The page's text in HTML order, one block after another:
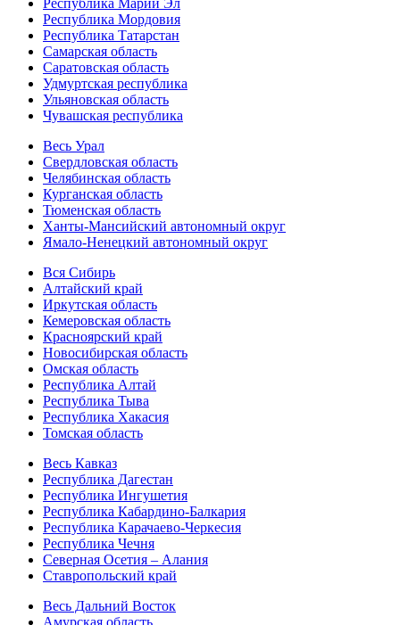
Республика Марий Эл
Республика Мордовия
Республика Татарстан
Самарская область
Саратовская область
Удмуртская республика
Ульяновская область
Чувашская республика
Весь Урал
Свердловская область
Челябинская область
Курганская область
Тюменская область
Ханты-Мансийский автономный округ
Ямало-Ненецкий автономный округ
Вся Сибирь
Алтайский край
Иркутская область
Кемеровская область
Красноярский край
Новосибирская область
Омская область
Республика Алтай
Республика Тыва
Республика Хакасия
Томская область
Весь Кавказ
Республика Дагестан
Республика Ингушетия
Республика Кабардино-Балкария
Республика Карачаево-Черкесия
Республика Чечня
Северная Осетия – Алания
Ставропольский край
Весь Дальний Восток
Амурская область